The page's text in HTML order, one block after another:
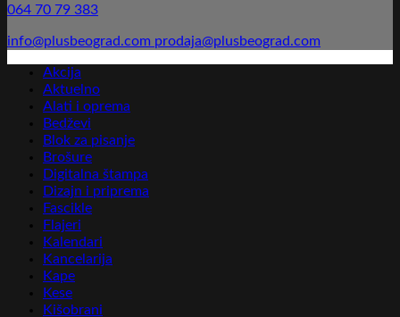
064 70 79 383
info@plusbeograd.com prodaja@plusbeograd.com
Akcija
Aktuelno
Alati i oprema
Bedževi
Blok za pisanje
Brošure
Digitalna štampa
Dizajn i priprema
Fascikle
Flajeri
Kalendari
Kancelarija
Kape
Kese
Kišobrani